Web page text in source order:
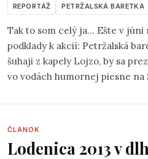
REPORTÁŽ PETRŽALSKÁ BARETKA
Tak to som celý ja... Ešte v júni
podklady k akcií: Petržalská
šuhaji z kapely Lojzo, by sa
vo vodách humornej piesne na
napadlo mi, že tam prípadne
ČLÁNOK
Lodenica 2013 v